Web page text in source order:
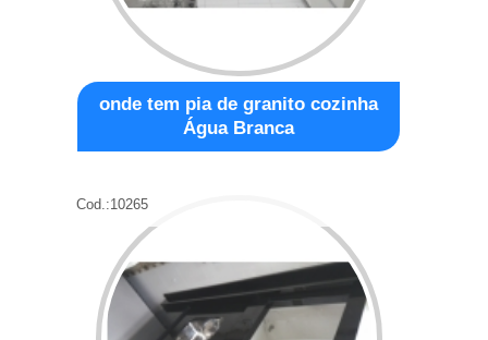
onde tem pia de granito cozinha
Água Branca
Cod.:10265